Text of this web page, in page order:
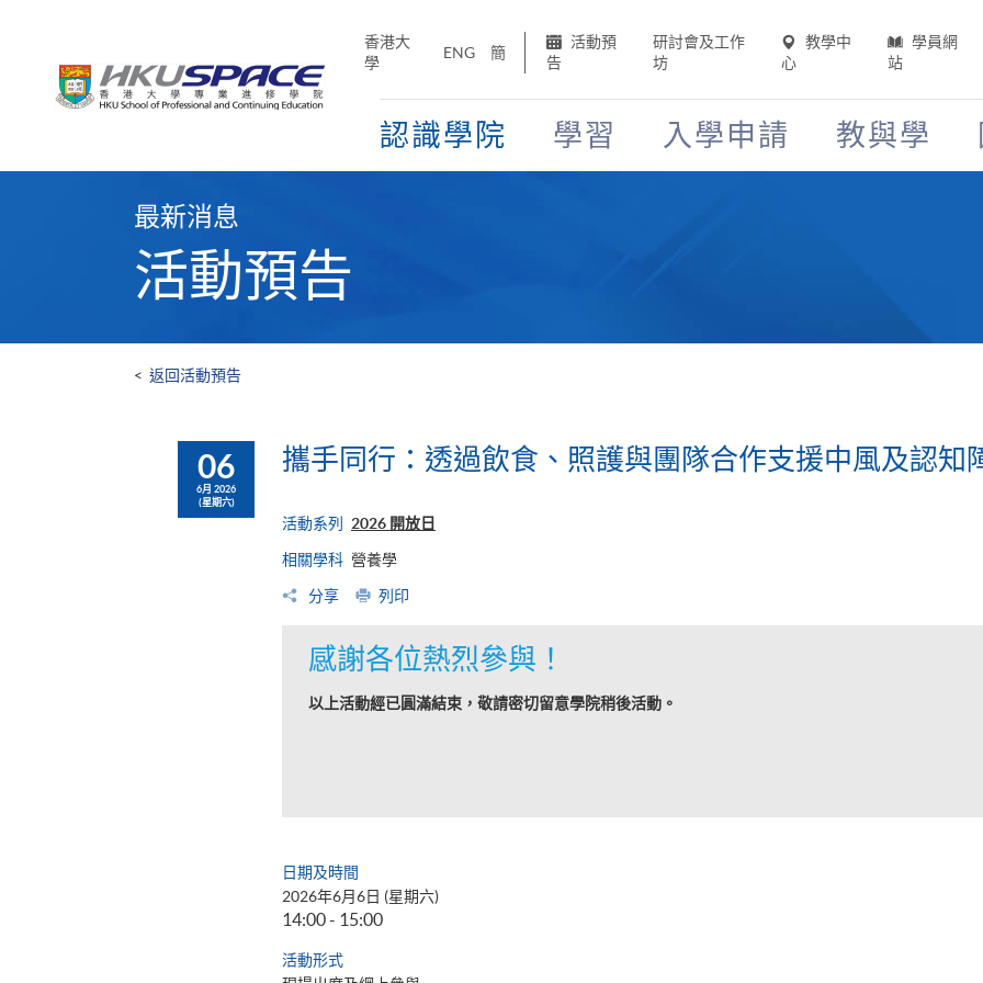
香港大
學
ENG 簡
活動預
告
研討會及工作
坊
教學中
心
學員網
站
認識學院 學習 入學申請 教與學
最新消息
活動預告
< 返回活動預告
06
6月 2026
(星期六)
攜手同行：透過飲食、照護與團隊合作支援中風及認知
活動系列 2026 開放日
相關學科 營養學
分享 列印
感謝各位熱烈參與！
以上活動經已圓滿結束，敬請密切留意學院稍後活動。
日期及時間
2026年6月6日 (星期六)
14:00 - 15:00
活動形式